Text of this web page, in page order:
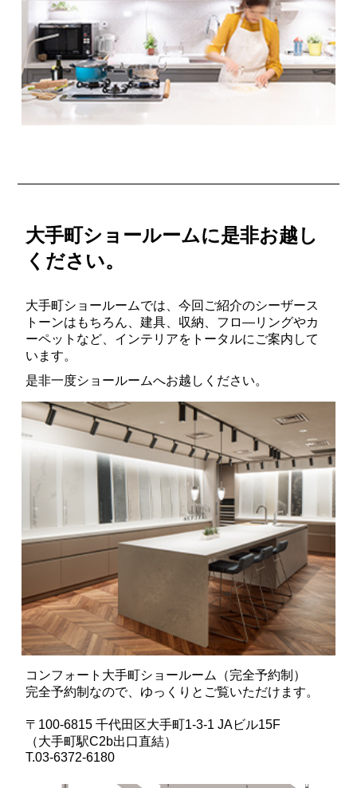
大手町ショールームに是非お越し
ください。
大手町ショールームでは、今回ご紹介のシーザース
トーンはもちろん、建具、収納、フロ―リングやカ
ーペットなど、インテリアをトータルにご案内して
います。
是非一度ショールームへお越しください。
コンフォート大手町ショールーム（完全予約制）
完全予約制なので、ゆっくりとご覧いただけます。
〒100-6815 千代田区大手町1-3-1 JAビル15F
（大手町駅C2b出口直結）
T.03-6372-6180